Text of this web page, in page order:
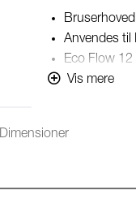
Anvendes til
Eco Flow 12
Med kugleled.
Vis mere
Dimensioner